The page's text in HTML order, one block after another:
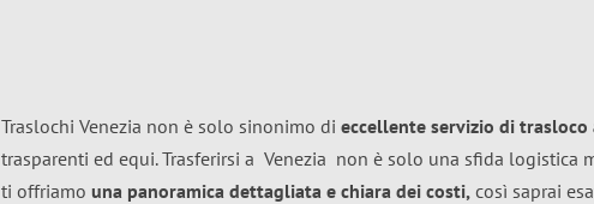
Traslochi Venezia non è solo sinonimo di eccellente servizio di trasloco
trasparenti ed equi. Trasferirsi a Venezia non è solo una sfida logistica
ti offriamo una panoramica dettagliata e chiara dei costi, così saprai